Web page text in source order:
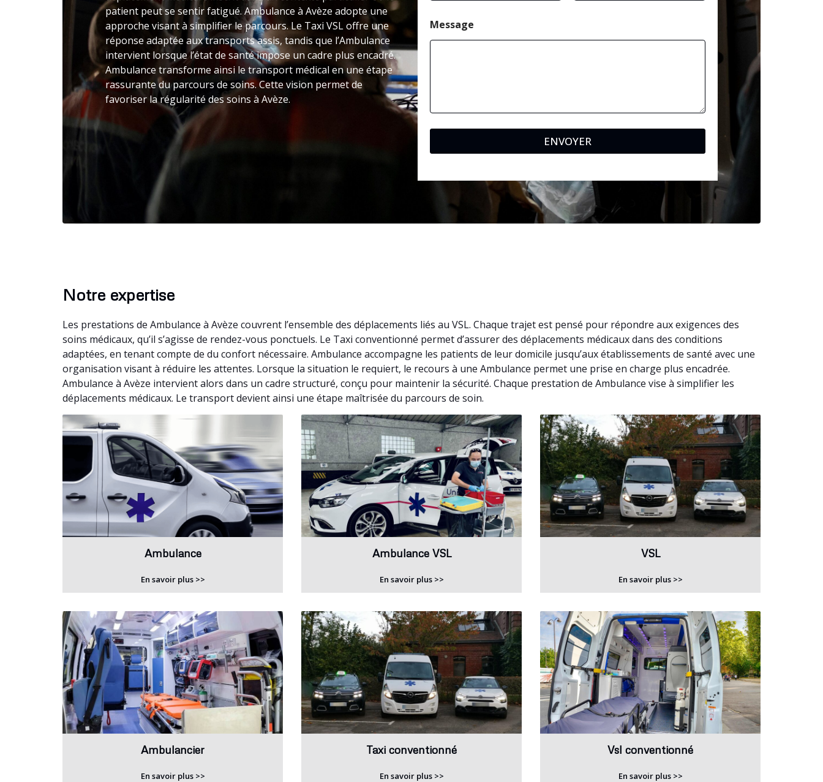
patient peut se sentir fatigué. Ambulance à Avèze adopte une
approche visant à simplifier le parcours. Le Taxi VSL offre une
réponse adaptée aux transports assis, tandis que l’Ambulance
intervient lorsque l’état de santé impose un cadre plus encadré.
Ambulance transforme ainsi le transport médical en une étape
rassurante du parcours de soins. Cette vision permet de
favoriser la régularité des soins à Avèze.
Message
ENVOYER
Notre expertise
Les prestations de Ambulance à Avèze couvrent l’ensemble des déplacements liés au VSL. Chaque trajet est pensé pour répondre aux exigences des
soins médicaux, qu’il s’agisse de rendez-vous ponctuels. Le Taxi conventionné permet d’assurer des déplacements médicaux dans des conditions
adaptées, en tenant compte de du confort nécessaire. Ambulance accompagne les patients de leur domicile jusqu’aux établissements de santé avec une
organisation visant à réduire les attentes. Lorsque la situation le requiert, le recours à une Ambulance permet une prise en charge plus encadrée.
Ambulance à Avèze intervient alors dans un cadre structuré, conçu pour maintenir la sécurité. Chaque prestation de Ambulance vise à simplifier les
déplacements médicaux. Le transport devient ainsi une étape maîtrisée du parcours de soin.
Ambulance
En savoir plus >>
Ambulance VSL
En savoir plus >>
VSL
En savoir plus >>
Ambulancier
En savoir plus >>
Taxi conventionné
En savoir plus >>
Vsl conventionné
En savoir plus >>